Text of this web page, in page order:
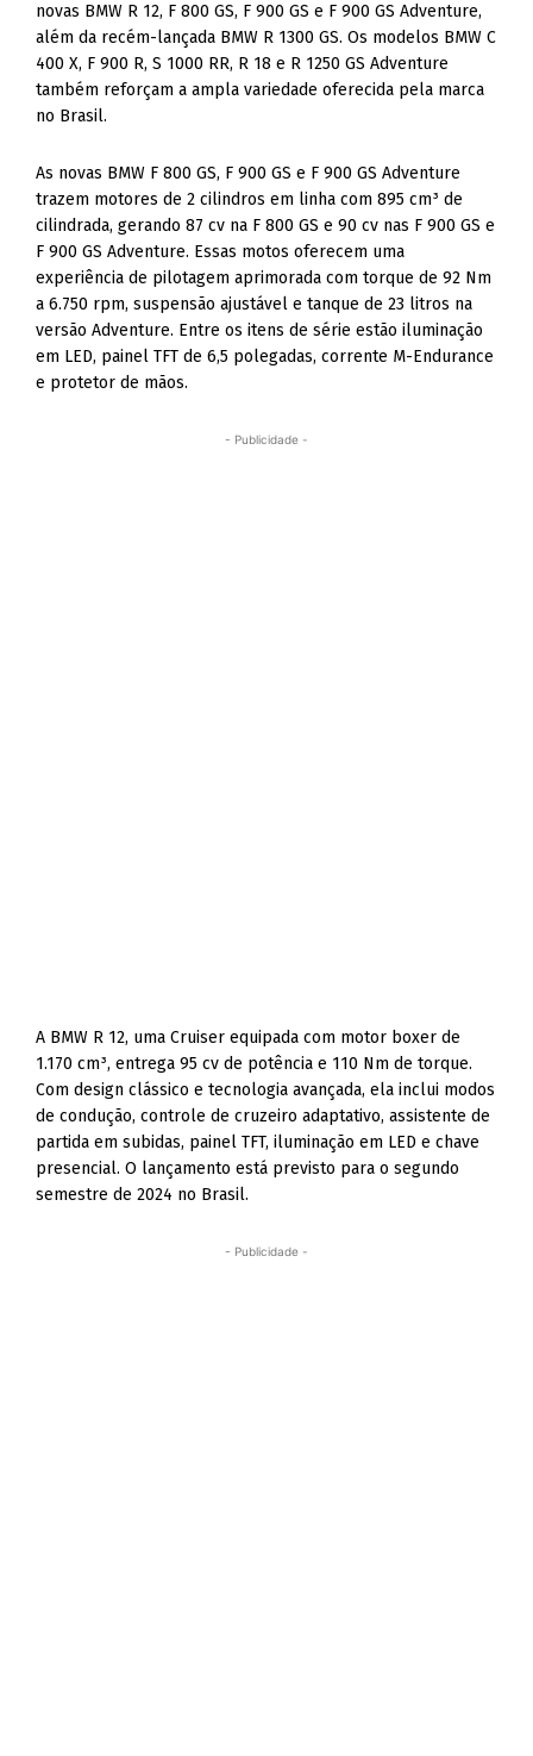
novas BMW R 12, F 800 GS, F 900 GS e F 900 GS Adventure,
além da recém-lançada BMW R 1300 GS. Os modelos BMW C
400 X, F 900 R, S 1000 RR, R 18 e R 1250 GS Adventure
também reforçam a ampla variedade oferecida pela marca
no Brasil.
As novas BMW F 800 GS, F 900 GS e F 900 GS Adventure
trazem motores de 2 cilindros em linha com 895 cm³ de
cilindrada, gerando 87 cv na F 800 GS e 90 cv nas F 900 GS e
F 900 GS Adventure. Essas motos oferecem uma
experiência de pilotagem aprimorada com torque de 92 Nm
a 6.750 rpm, suspensão ajustável e tanque de 23 litros na
versão Adventure. Entre os itens de série estão iluminação
em LED, painel TFT de 6,5 polegadas, corrente M-Endurance
e protetor de mãos.
- Publicidade -
A BMW R 12, uma Cruiser equipada com motor boxer de
1.170 cm³, entrega 95 cv de potência e 110 Nm de torque.
Com design clássico e tecnologia avançada, ela inclui modos
de condução, controle de cruzeiro adaptativo, assistente de
partida em subidas, painel TFT, iluminação em LED e chave
presencial. O lançamento está previsto para o segundo
semestre de 2024 no Brasil.
- Publicidade -